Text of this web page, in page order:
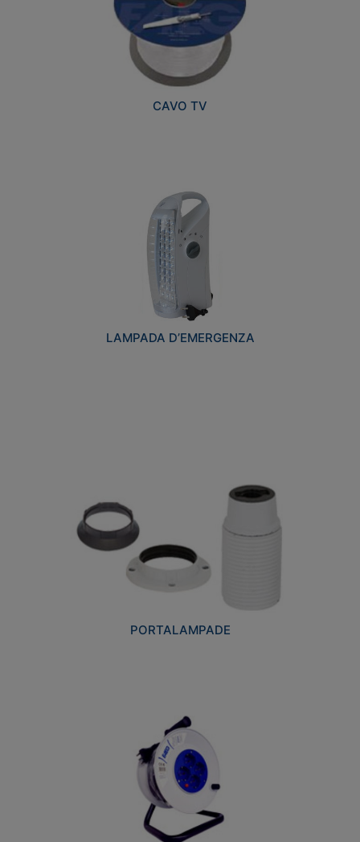
CAVO TV
LAMPADA D’EMERGENZA
PORTALAMPADE